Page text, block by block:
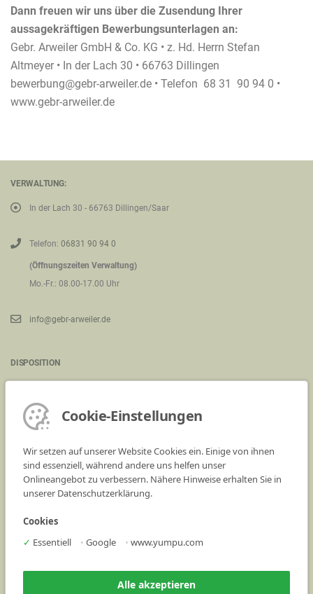
Dann freuen wir uns über die Zusendung Ihrer
aussagekräftigen Bewerbungsunterlagen an:
Gebr. Arweiler GmbH & Co. KG • z. Hd. Herrn Stefan
Altmeyer • In der Lach 30 • 66763 Dillingen
bewerbung@gebr-arweiler.de • Telefon 68 31 90 94 0 •
www.gebr-arweiler.de
VERWALTUNG:
In der Lach 30 - 66763 Dillingen/Saar
Telefon: 06831 90 94 0
(Öffnungszeiten Verwaltung)
Mo.-Fr.: 08.00-17.00 Uhr
info@gebr-arweiler.de
DISPOSITION
66793 Saarwellingen
(Öffnungszeiten Disposition)
Mo.-Fr.: 07.00-17.00 Uhr
Bestellungen bitte an: bestellungen@gebr-arweiler.de
AGB
Cookie-Einstellungen
Wir setzen auf unserer Website Cookies ein. Einige von ihnen
sind essenziell, während andere uns helfen unser
Onlineangebot zu verbessern. Nähere Hinweise erhalten Sie in
unserer Datenschutzerklärung.
Cookies
✓ Essentiell • Google • www.yumpu.com
Alle akzeptieren